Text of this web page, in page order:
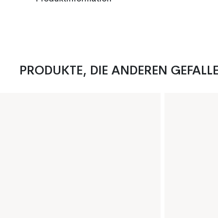
PRODUKTE, DIE ANDEREN